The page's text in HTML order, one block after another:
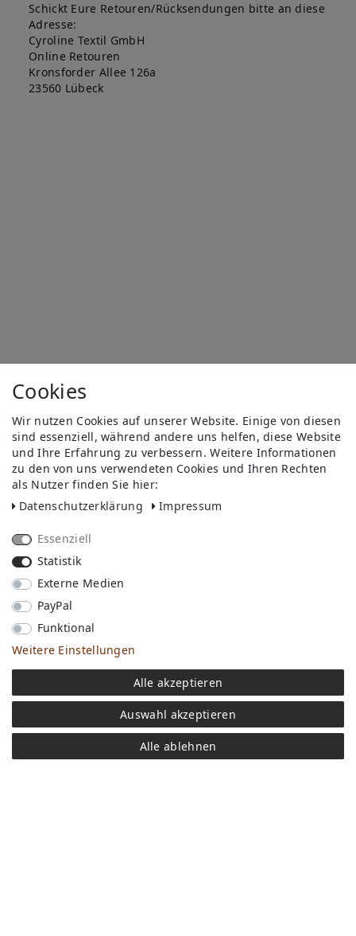
Schickt Eure Retouren/Rücksendungen bitte an diese
Adresse:
Cyroline Textil GmbH
Online Retouren
Kronsforder Allee 126a
23560 Lübeck
Jobs
Daten­schutz­erklärung
AGB
Kontakt
Retoure anmelden
Cookies
Wir nutzen Cookies auf unserer Website. Einige von diesen
sind essenziell, während andere uns helfen, diese Website
und Ihre Erfahrung zu verbessern. Weitere Informationen
zu den von uns verwendeten Cookies und Ihren Rechten
als Nutzer finden Sie hier:
Daten­schutz­erklärung
Impressum
Essenziell
Statistik
Externe Medien
PayPal
Funktional
Weitere Einstellungen
Alle akzeptieren
Auswahl akzeptieren
Alle ablehnen